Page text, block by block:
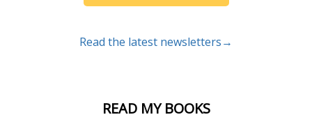
READ MY BOOKS
Read the latest newsletters→